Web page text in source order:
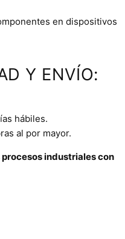
en dispositivos
Y ENVÍO:
hábiles.
al por mayor.
industriales con